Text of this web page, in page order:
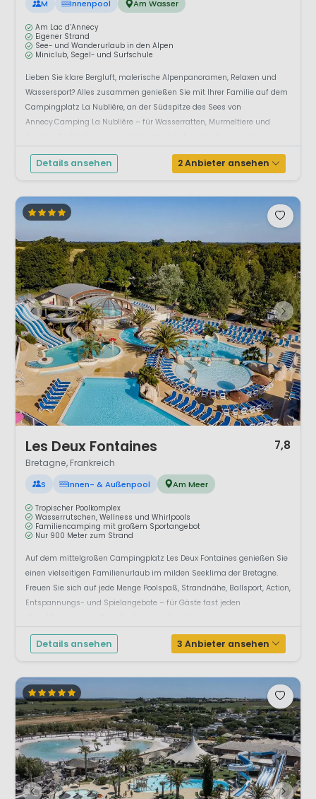
M Innenpool Am Wasser
Am Lac d’Annecy
Eigener Strand
See- und Wanderurlaub in den Alpen
Miniclub, Segel- und Surfschule
Lieben Sie klare Bergluft, malerische Alpenpanoramen, Relaxen und
Wassersport? Alles zusammen genießen Sie mit Ihrer Familie auf dem
Campingplatz La Nublière, an der Südspitze des Sees von
Annecy.Camping La Nublière – für Wasserratten, Murmeltiere und
Details ansehen 2 Anbieter ansehen
Les Deux Fontaines 7,8
Bretagne, Frankreich
S Innen- & Außenpool Am Meer
Tropischer Poolkomplex
Wasserrutschen, Wellness und Whirlpools
Familiencamping mit großem Sportangebot
Nur 900 Meter zum Strand
Auf dem mittelgroßen Campingplatz Les Deux Fontaines genießen Sie
einen vielseitigen Familienurlaub im milden Seeklima der Bretagne.
Freuen Sie sich auf jede Menge Poolspaß, Strandnähe, Ballsport, Action,
Entspannungs- und Spielangebote – für Gäste fast jeden
Details ansehen 3 Anbieter ansehen